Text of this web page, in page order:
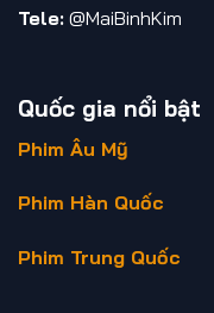
Tele: @MaiBinhKim
Quốc gia nổi bật
Phim Âu Mỹ
Phim Hàn Quốc
Phim Trung Quốc